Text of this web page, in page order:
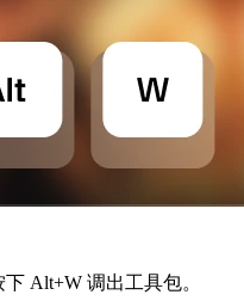
Alt+W 调出工具包。